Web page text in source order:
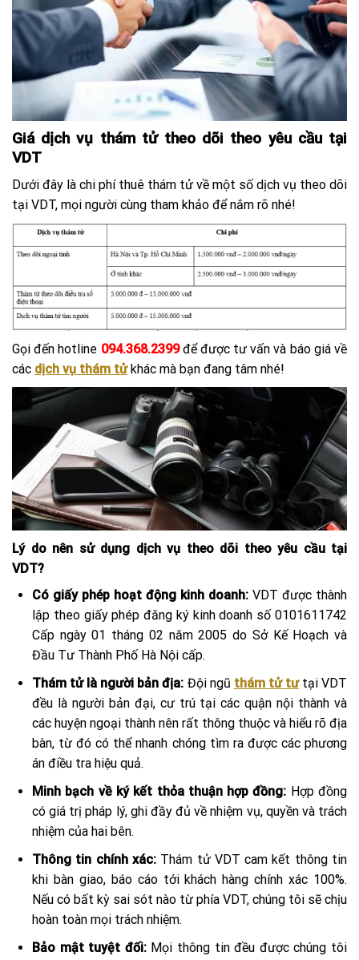
Giá dịch vụ thám tử theo dõi theo yêu cầu tại
VDT
Dưới đây là chi phí thuê thám tử về một số dịch vụ theo dõi
tại VDT, mọi người cùng tham khảo để nắm rõ nhé!
Gọi đến hotline 094.368.2399để được tư vấn và báo giá về
các dịch vụ thám tửkhác mà bạn đang tâm nhé!
Lý do nên sử dụng dịch vụ theo dõi theo yêu cầu tại
VDT?
Có giấy phép hoạt động kinh doanh: VDT được thành
lập theo giấy phép đăng ký kinh doanh số 0101611742
Cấp ngày 01 tháng 02 năm 2005 do Sở Kế Hoạch và
Đầu Tư Thành Phố Hà Nội cấp.
Thám tử là người bản địa: Đội ngũ thám tử tưtại VDT
đều là người bản đại, cư trú tại các quận nội thành và
các huyện ngoại thành nên rất thông thuộc và hiểu rõ địa
bàn, từ đó có thể nhanh chóng tìm ra được các phương
án điều tra hiệu quả.
Minh bạch về ký kết thỏa thuận hợp đồng: Hợp đồng
có giá trị pháp lý, ghi đầy đủ về nhiệm vụ, quyền và trách
nhiệm của hai bên.
Thông tin chính xác: Thám tử VDT cam kết thông tin
khi bàn giao, báo cáo tới khách hàng chính xác 100%.
Nếu có bất kỳ sai sót nào từ phía VDT, chúng tôi sẽ chịu
hoàn toàn mọi trách nhiệm.
Bảo mật tuyệt đối: Mọi thông tin đều được chúng tôi